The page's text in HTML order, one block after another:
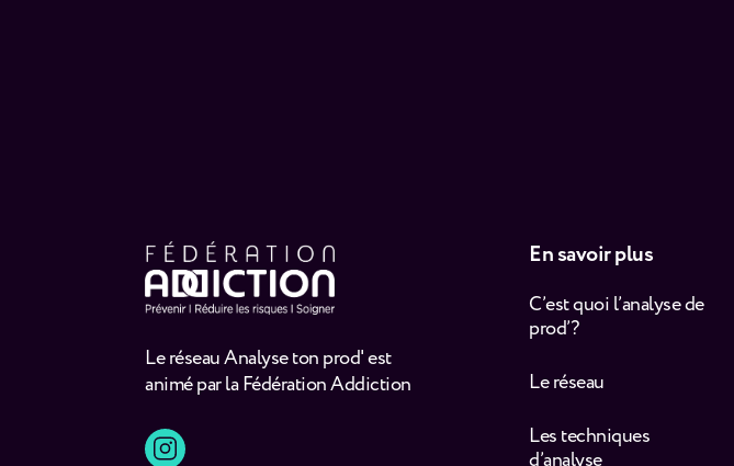
Le réseau Analyse ton prod' est
animé par la Fédération Addiction
En savoir plus
C’est quoi l’analyse de
prod’ ?
Le réseau
Les techniques